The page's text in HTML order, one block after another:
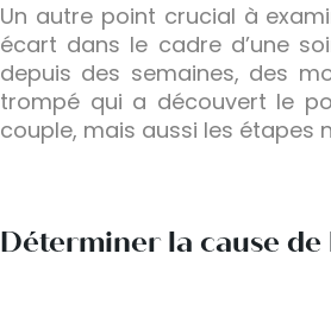
Un autre point crucial à
écart dans le cadre d’une
depuis des semaines, des
trompé qui a découvert le
couple, mais aussi les étapes
Déterminer la cause de